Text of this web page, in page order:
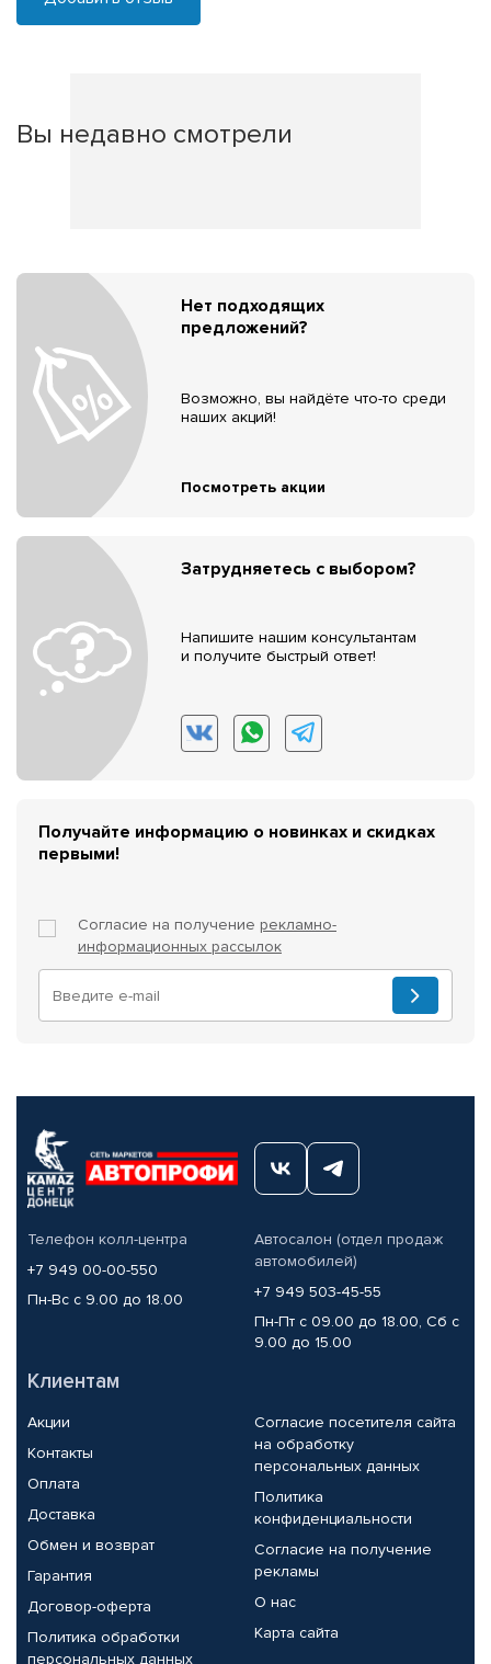
Вы недавно смотрели
Нет подходящих
предложений?
Возможно, вы найдёте что-то среди
наших акций!
Посмотреть акции
Затрудняетесь с выбором?
Напишите нашим консультантам
и получите быстрый ответ!
Получайте информацию о новинках и скидках
первыми!
Согласие на получение рекламно-
информационных рассылок
Телефон колл-центра
+7 949 00-00-550
Пн-Вс с 9.00 до 18.00
Автосалон (отдел продаж
автомобилей)
+7 949 503-45-55
Пн-Пт с 09.00 до 18.00, Сб с
9.00 до 15.00
Клиентам
Акции
Контакты
Оплата
Доставка
Обмен и возврат
Гарантия
Договор-оферта
Политика обработки
персональных данных
Согласие посетителя сайта
на обработку
персональных данных
Политика
конфиденциальности
Согласие на получение
рекламы
О нас
Карта сайта